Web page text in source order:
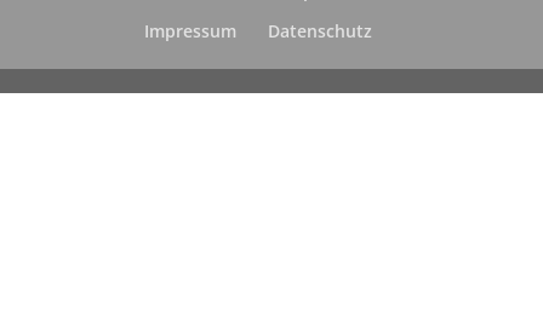
Impressum
Datenschutz